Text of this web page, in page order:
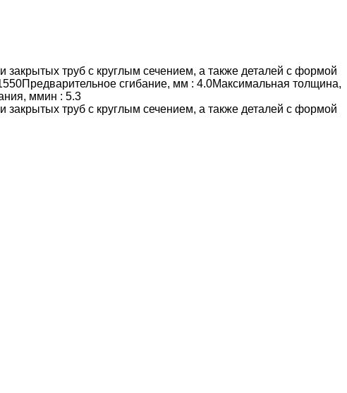
труб с круглым сечением, а также деталей с формой
сгибание, мм : 4.0Максимальная толщина,
ммин : 5.3
труб с круглым сечением, а также деталей с формой